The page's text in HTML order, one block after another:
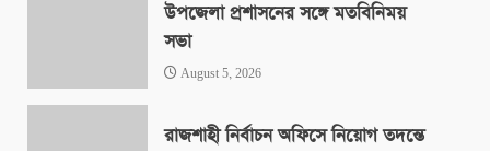
উপজেলা প্রশাসনের সঙ্গে মতবিনিময়
সভা
August 5, 2026
রাজশাহী নির্বাচন অফিসে নিয়োগ তদন্তে